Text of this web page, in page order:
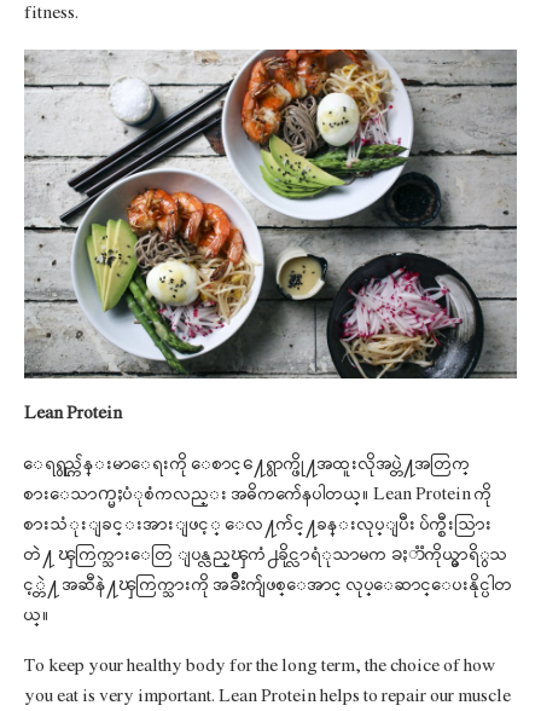
fitness.
Lean Protein
ေရရွည္က်န္းမာေရးကို ေစာင္႔ေရွာက္ဖို႔အထူးလိုအပ္တဲ႔အတြက္
စားေသာက္မႈပံုစံကလည္း အဓိကက်ေနပါတယ္။ Lean Protein ကို
စားသံုးျခင္းအားျဖင့္ ေလ႔က်င္႔ခန္းလုပ္ျပီး ပ်က္စီးသြား
တဲ႔ ၾကြက္သားေတြ ျပန္လည္ၾကံ႕ခိုင္လာရံုသာမက ခႏာၱကိုယ္မွာရိွသ
င့္တဲ႔ အဆီနဲ႔ၾကြက္သားကို အခ်ိဳးက်ျဖစ္ေအာင္ လုပ္ေဆာင္ေပးနိုင္ပါတ
ယ္။
To keep your healthy body for the long term, the choice of how
you eat is very important. Lean Protein helps to repair our muscle